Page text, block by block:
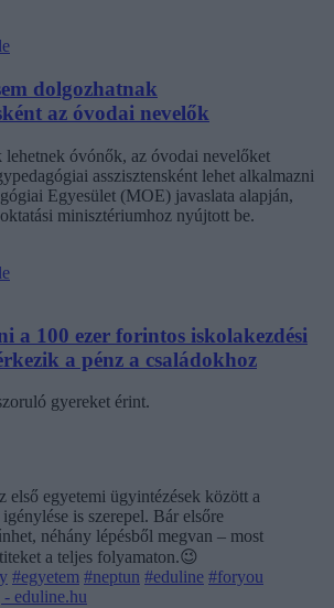
dolgozhatnak
az óvodai nevelők
óvónők, az óvodai nevelőket
asszisztensként lehet alkalmazni
Egyesület (MOE) javaslata alapján,
minisztériumhoz nyújtott be.
a 100 ezer forintos iskolakezdési
a pénz a családokhoz
gyereket érint.
első egyetemi ügyintézések között a
is szerepel. Bár elsőre
néhány lépésből megvan – most
a teljes folyamaton.😉
#egyetem #neptun #eduline #foryou
eduline.hu